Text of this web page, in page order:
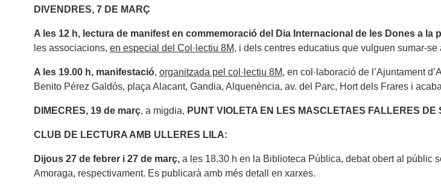
DIVENDRES, 7 DE MARÇ
A les 12 h, lectura de manifest en commemoració del Dia Internacional de les Dones a la
les associacions, en especial del Col·lectiu 8M, i dels centres educatius que vulguen sumar-
A les 19.00 h, manifestació, organitzada pel col·lectiu 8M, en col·laboració de l’Ajuntament
Benito Pérez Galdós, plaça Alacant, Gandia, Alquenència, av. del Parc, Hort dels Frares i
DIMECRES, 19 de març, a migdia, PUNT VIOLETA EN LES MASCLETAES FALLERES DE
CLUB DE LECTURA AMB ULLERES LILA:
Dijous 27 de febrer i 27 de març, a les 18.30 h en la Biblioteca Pública, debat obert al públic
Amoraga, respectivament. Es publicarà amb més detall en xarxes.